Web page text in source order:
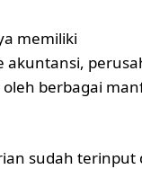
memiliki
akuntansi,
berbagai
sudah terinput